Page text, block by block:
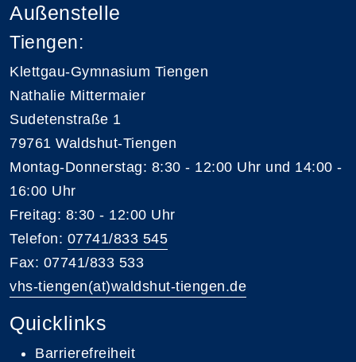
Außenstelle
Tiengen:
Klettgau-Gymnasium Tiengen
Nathalie Mittermaier
Sudetenstraße 1
79761 Waldshut-Tiengen
Montag-Donnerstag: 8:30 - 12:00 Uhr und 14:00 -
16:00 Uhr
Freitag: 8:30 - 12:00 Uhr
Telefon: 07741/833 545
Fax: 07741/833 533
vhs-tiengen(at)waldshut-tiengen.de
Quicklinks
Barrierefreiheit